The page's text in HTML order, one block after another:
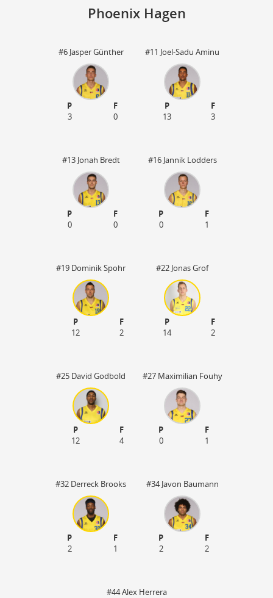
Phoenix Hagen
#6 Jasper Günther
P
F
3
0
#11 Joel-Sadu Aminu
P
F
13
3
#13 Jonah Bredt
P
F
0
0
#16 Jannik Lodders
P
F
0
1
#19 Dominik Spohr
P
F
12
2
#22 Jonas Grof
P
F
14
2
#25 David Godbold
P
F
12
4
#27 Maximilian Fouhy
P
F
0
1
#32 Derreck Brooks
P
F
2
1
#34 Javon Baumann
P
F
2
2
#44 Alex Herrera